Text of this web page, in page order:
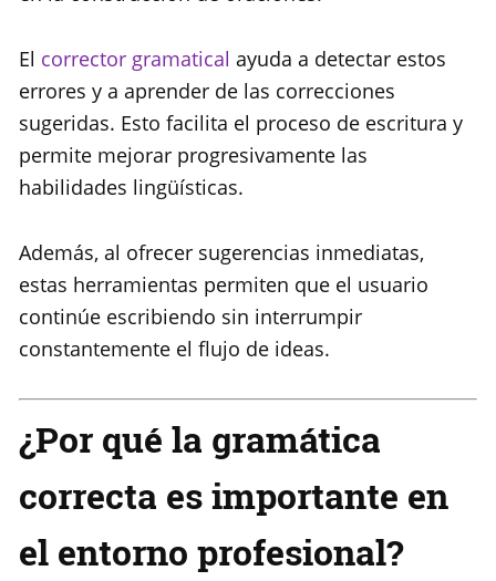
El corrector gramatical ayuda a detectar estos
errores y a aprender de las correcciones
sugeridas. Esto facilita el proceso de escritura y
permite mejorar progresivamente las
habilidades lingüísticas.
Además, al ofrecer sugerencias inmediatas,
estas herramientas permiten que el usuario
continúe escribiendo sin interrumpir
constantemente el flujo de ideas.
¿Por qué la gramática
correcta es importante en
el entorno profesional?